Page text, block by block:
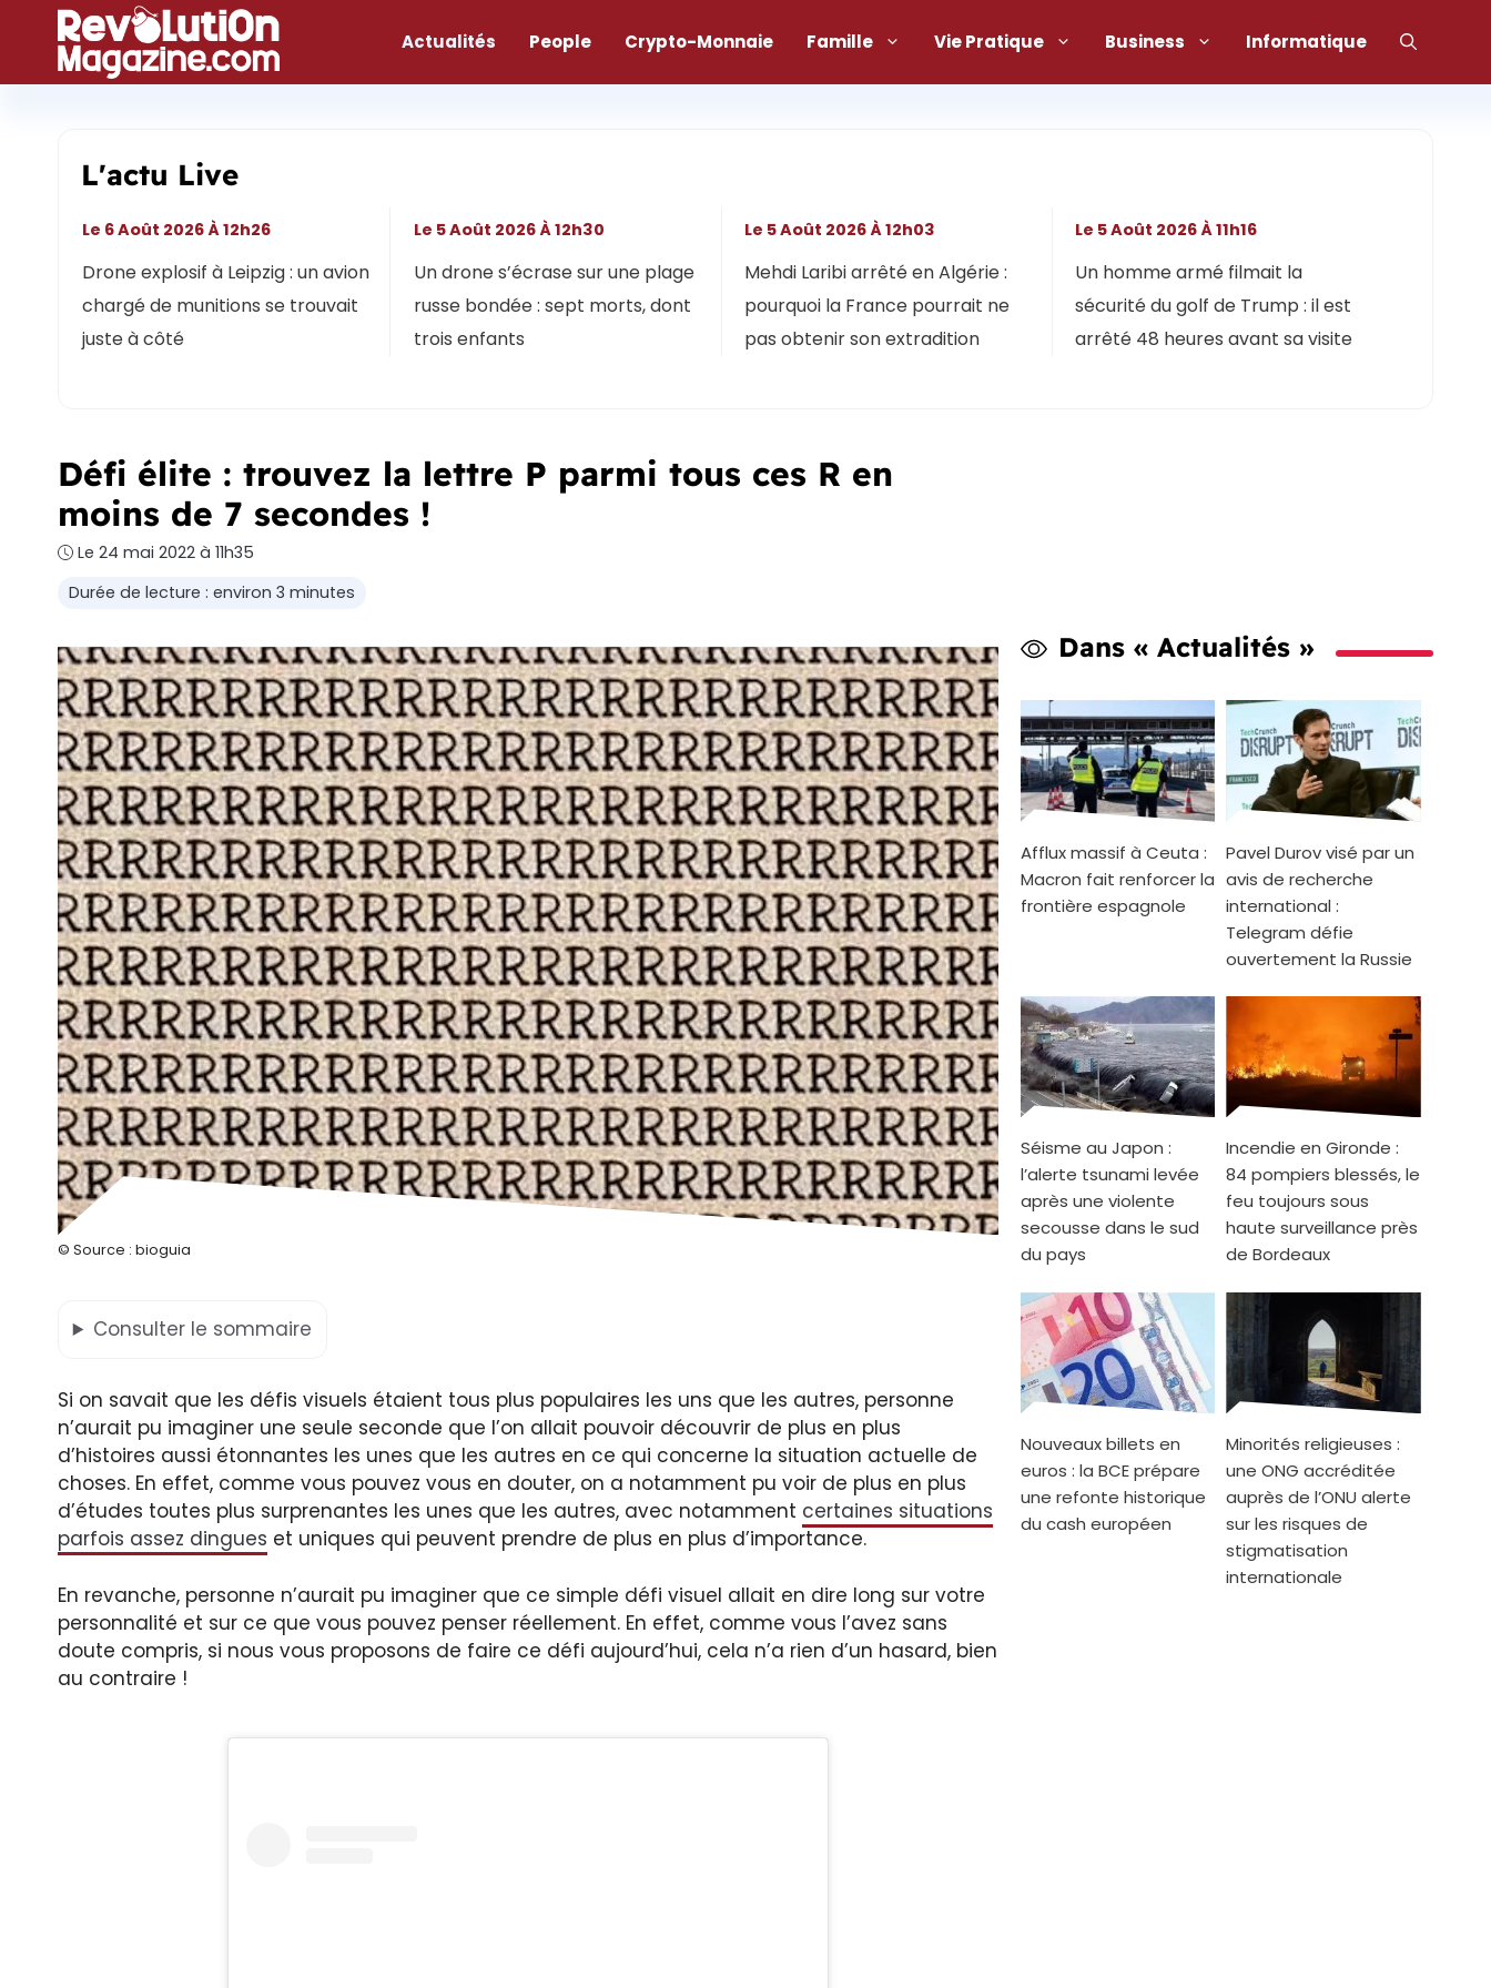
contenu
Actualités People Crypto-Monnaie Famille Vie Pratique Business Informatique
L'actu Live
Drone explosif à Leipzig : un avion
chargé de munitions se trouvait
juste à côté
Le 6 Août 2026 À 12h26
Un drone s’écrase sur une plage
russe bondée : sept morts, dont
trois enfants
Le 5 Août 2026 À 12h30
Mehdi Laribi arrêté en Algérie :
pourquoi la France pourrait ne
pas obtenir son extradition
Le 5 Août 2026 À 12h03
Un homme armé filmait la
sécurité du golf de Trump : il est
arrêté 48 heures avant sa visite
Le 5 Août 2026 À 11h16
Défi élite : trouvez la lettre P parmi tous ces R en
moins de 7 secondes !
Le 24 mai 2022 à 11h35
Durée de lecture : environ 3 minutes
© Source : bioguia
Consulter le sommaire
Si on savait que les défis visuels étaient tous plus populaires les uns que les autres, personne
n’aurait pu imaginer une seule seconde que l’on allait pouvoir découvrir de plus en plus
d’histoires aussi étonnantes les unes que les autres en ce qui concerne la situation actuelle de
choses. En effet, comme vous pouvez vous en douter, on a notamment pu voir de plus en plus
d’études toutes plus surprenantes les unes que les autres, avec notamment certaines situations
parfois assez dingues et uniques qui peuvent prendre de plus en plus d’importance.
En revanche, personne n’aurait pu imaginer que ce simple défi visuel allait en dire long sur votre
personnalité et sur ce que vous pouvez penser réellement. En effet, comme vous l’avez sans
doute compris, si nous vous proposons de faire ce défi aujourd’hui, cela n’a rien d’un hasard, bien
au contraire !
Dans « Actualités »
Afflux massif à Ceuta :
Macron fait renforcer la
frontière espagnole
Pavel Durov visé par un
avis de recherche
international :
Telegram défie
ouvertement la Russie
Séisme au Japon :
l’alerte tsunami levée
après une violente
secousse dans le sud
du pays
Incendie en Gironde :
84 pompiers blessés, le
feu toujours sous
haute surveillance près
de Bordeaux
Nouveaux billets en
euros : la BCE prépare
une refonte historique
du cash européen
Minorités religieuses :
une ONG accréditée
auprès de l’ONU alerte
sur les risques de
stigmatisation
internationale